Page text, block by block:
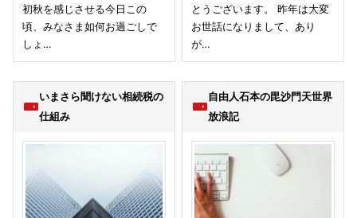
初秋を感じさせる今日この
頃、みなさま如何お過ごしで
しょ…
とうございます。 昨年は大変
お世話になりまして、あり
が…
いまさら聞けない相続税の
仕組み
自由人石本の毘沙門天世界
放浪記